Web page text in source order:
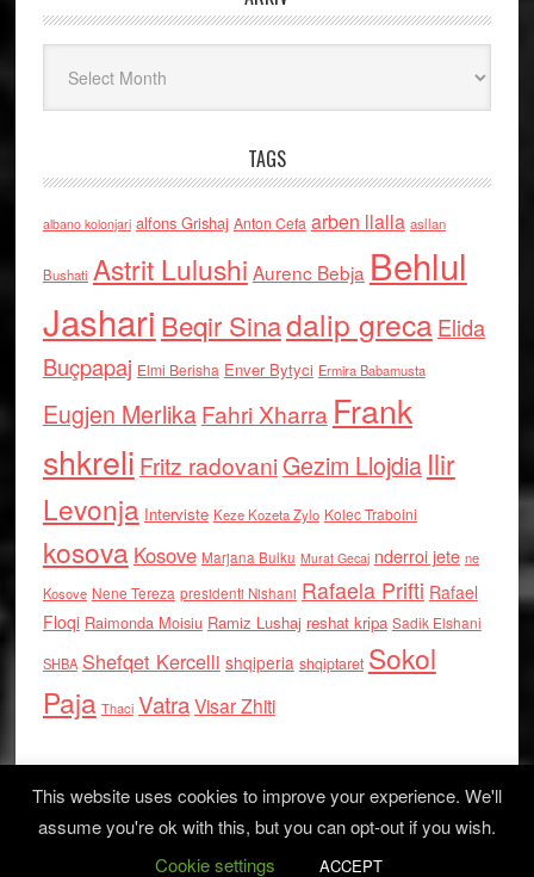
TAGS
albano kolonjari alfons Grishaj Anton Cefa arben llalla asllan
Bushati Astrit Lulushi Aurenc Bebja Behlul
Jashari Beqir Sinadalip grecaElida
Buçpapaj Elmi Berisha Enver Bytyci Ermira Babamusta
Eugjen MerlikaFahri Xharra Frank
shkreli Fritz radovaniGezim Llojdia Ilir
Levonja Interviste Keze Kozeta Zylo Kolec Traboini
kosova Kosove Marjana Bulku Murat Gecaj nderroi jete ne
Kosove Nene Tereza presidenti Nishani Rafaela Prifti Rafael
Floqi Raimonda Moisiu Ramiz Lushaj reshat kripa Sadik Elshani
SHBA Shefqet Kercelli shqiperia shqiptaret Sokol
Paja Thaci VatraVisar Zhiti
Log in
This website uses cookies to improve your experience. We'll
assume you're ok with this, but you can opt-out if you wish.
Cookie settings
ACCEPT